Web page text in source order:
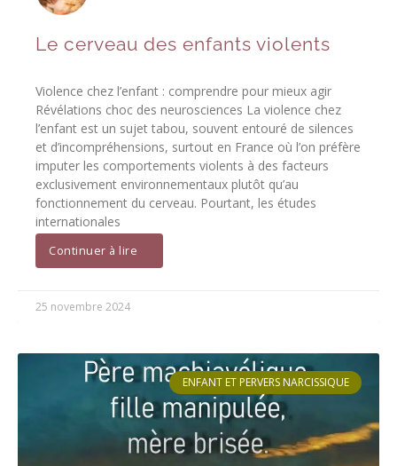
Le cerveau des enfants violents
Violence chez l’enfant : comprendre pour mieux agir
Révélations choc des neurosciences La violence chez
l’enfant est un sujet tabou, souvent entouré de silences
et d’incompréhensions, surtout en France où l’on préfère
imputer les comportements violents à des facteurs
exclusivement environnementaux plutôt qu’au
fonctionnement du cerveau. Pourtant, les études
internationales
Continuer à lire
25 novembre 2024
ENFANT ET PERVERS NARCISSIQUE